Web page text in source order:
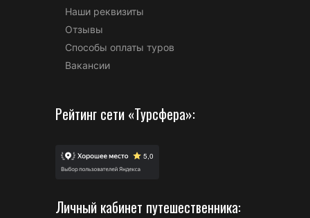
Наши реквизиты
Отзывы
Способы оплаты туров
Вакансии
Рейтинг сети «Турсфера»:
Личный кабинет путешественника: